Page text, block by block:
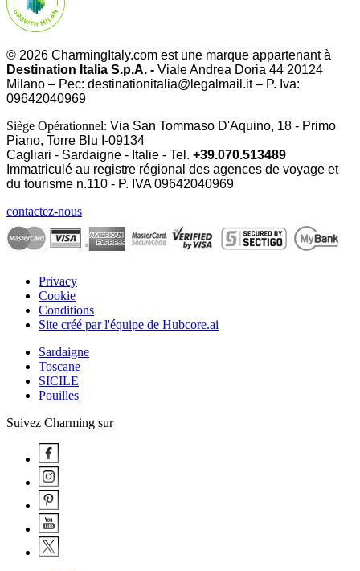
© 2026 CharmingItaly.com est une marque appartenant à
Destination Italia S.p.A. - Viale Andrea Doria 44 20124
Milano – Pec: destinationitalia@legalmail.it – P. Iva:
09642040969
Siège Opérationnel: Via San Tommaso D'Aquino, 18 - Primo
Piano, Torre Blu I-09134
Cagliari - Sardaigne - Italie - Tel. +39.070.513489
Immatriculé au registre régional des agences de voyage et
du tourisme n.110 - P. IVA09642040969
contactez-nous
Privacy
Cookie
Conditions
Site créé par l'équipe de Hubcore.ai
Sardaigne
Toscane
SICILE
Pouilles
Suivez Charming sur